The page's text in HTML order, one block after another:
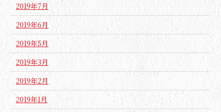
2019年7月
2019年6月
2019年5月
2019年3月
2019年2月
2019年1月